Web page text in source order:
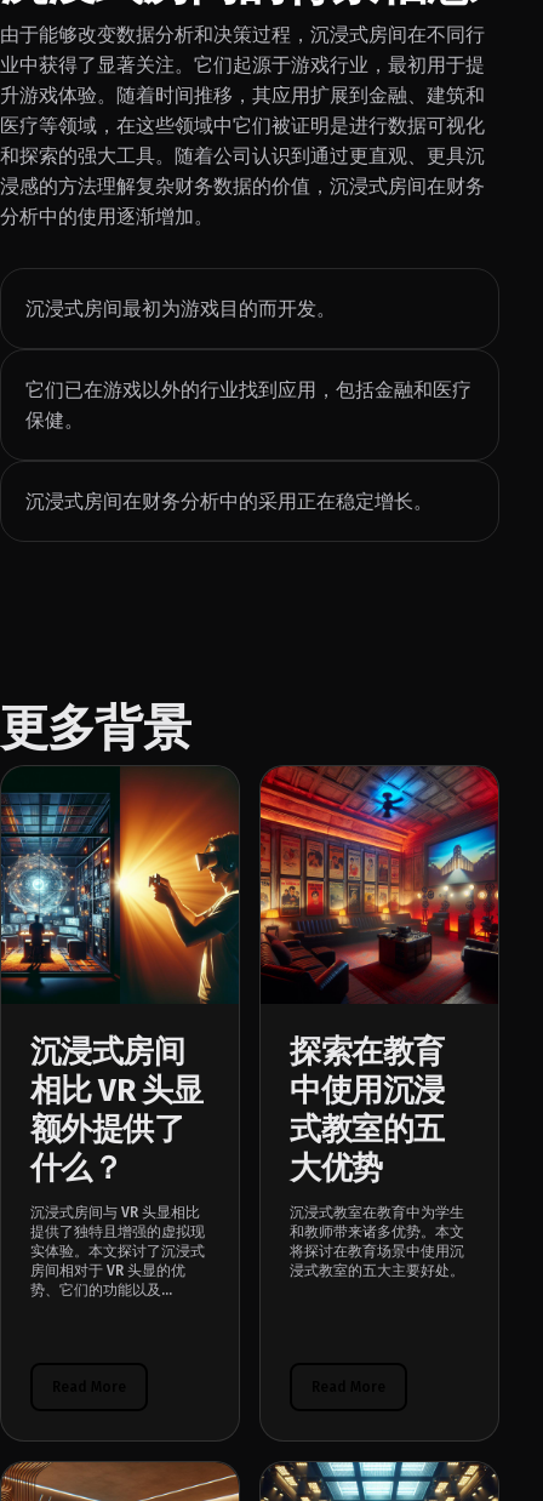
由于能够改变数据分析和决策过程，沉浸式房间在不同行
业中获得了显著关注。它们起源于游戏行业，最初用于提
升游戏体验。随着时间推移，其应用扩展到金融、建筑和
医疗等领域，在这些领域中它们被证明是进行数据可视化
和探索的强大工具。随着公司认识到通过更直观、更具沉
浸感的方法理解复杂财务数据的价值，沉浸式房间在财务
分析中的使用逐渐增加。
沉浸式房间最初为游戏目的而开发。
它们已在游戏以外的行业找到应用，包括金融和医疗
保健。
沉浸式房间在财务分析中的采用正在稳定增长。
更多背景
沉浸式房间
相比 VR 头显
额外提供了
什么？
沉浸式房间与 VR 头显相比
提供了独特且增强的虚拟现
实体验。本文探讨了沉浸式
房间相对于 VR 头显的优
势、它们的功能以及...
探索在教育
中使用沉浸
式教室的五
大优势
沉浸式教室在教育中为学生
和教师带来诸多优势。本文
将探讨在教育场景中使用沉
浸式教室的五大主要好处。